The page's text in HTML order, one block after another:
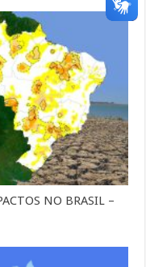
NO BRASIL –